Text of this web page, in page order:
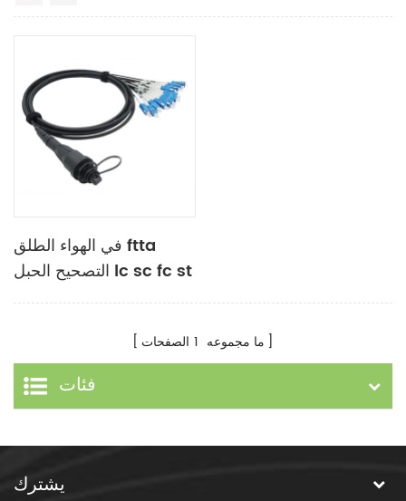
في الهواء الطلق ftta
التصحيح الحبل lc sc fc st
2 الأساسية جمع الكابل
ما مجموعه 1 الصفحات
فئات
يشترك